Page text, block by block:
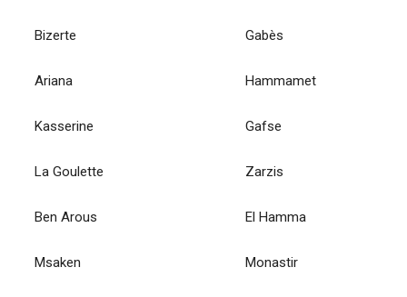
Bizerte Gabès
Ariana Hammamet
Kasserine Gafse
La Goulette Zarzis
Ben Arous El Hamma
Msaken Monastir